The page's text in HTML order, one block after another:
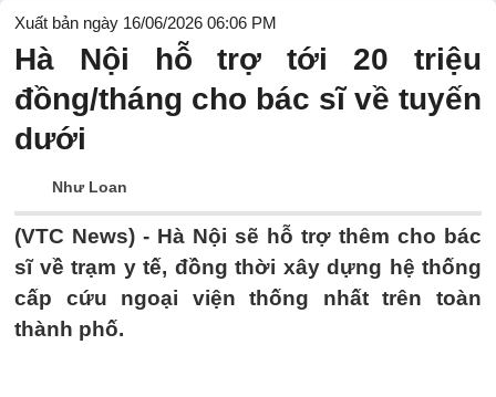
Xuất bản ngày 16/06/2026 06:06 PM
Hà Nội hỗ trợ tới 20 triệu
đồng/tháng cho bác sĩ về tuyến
dưới
Như Loan
(VTC News) - Hà Nội sẽ hỗ trợ thêm cho bác
sĩ về trạm y tế, đồng thời xây dựng hệ thống
cấp cứu ngoại viện thống nhất trên toàn
thành phố.